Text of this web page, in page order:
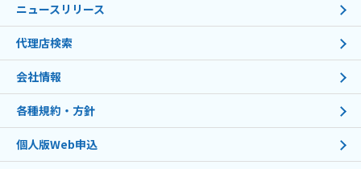
ニュースリリース
代理店検索
会社情報
各種規約・方針
個人版Web申込